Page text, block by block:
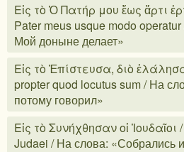
Εἰς τὸ Ὁ Πατήρ μου ἕως ἄρτι
Pater meus usque modo
Мой доныне делает»
Εἰς τὸ Ἐπίστευσα, διὸ
propter quod locutus sum / На
потому говорил»
Εἰς τὸ Συνήχθησαν οἱ
Judaei / На слова: «Собрались